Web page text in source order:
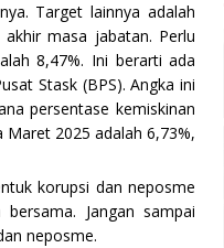
Target lainnya adalah
masa jabatan. Perlu
8,47%. Ini berarti ada
Stask (BPS). Angka ini
persentase kemiskinan
Maret 2025 adalah 6,73%,
korupsi dan neposme
Jangan sampai
neposme.